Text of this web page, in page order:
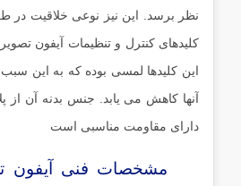
نظر برسد. این نیز نوعی خلاقیت
کلیدهای کنترل و تنظیمات آیفون
این کلیدها لمسی بوده که به این
آنها کاهش می یابد. جنس بدنه آن
دارای مقاومت مناسبی است
مشخصات فنی آیفون